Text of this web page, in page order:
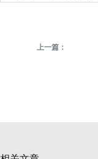
上一篇：